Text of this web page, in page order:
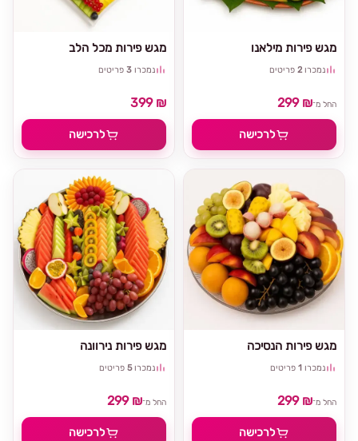
מגש פירות מכל הלב
נמכרו 3 פריטים
399 ₪
לרכישה
מגש פירות מילאנו
נמכרו 2 פריטים
החל מ־299 ₪
לרכישה
מגש פירות נירוונה
נמכרו5 פריטים
החל מ־299 ₪
לרכישה
מגש פירות הנסיכה
נמכרו 1 פריטים
החל מ־299 ₪
לרכישה